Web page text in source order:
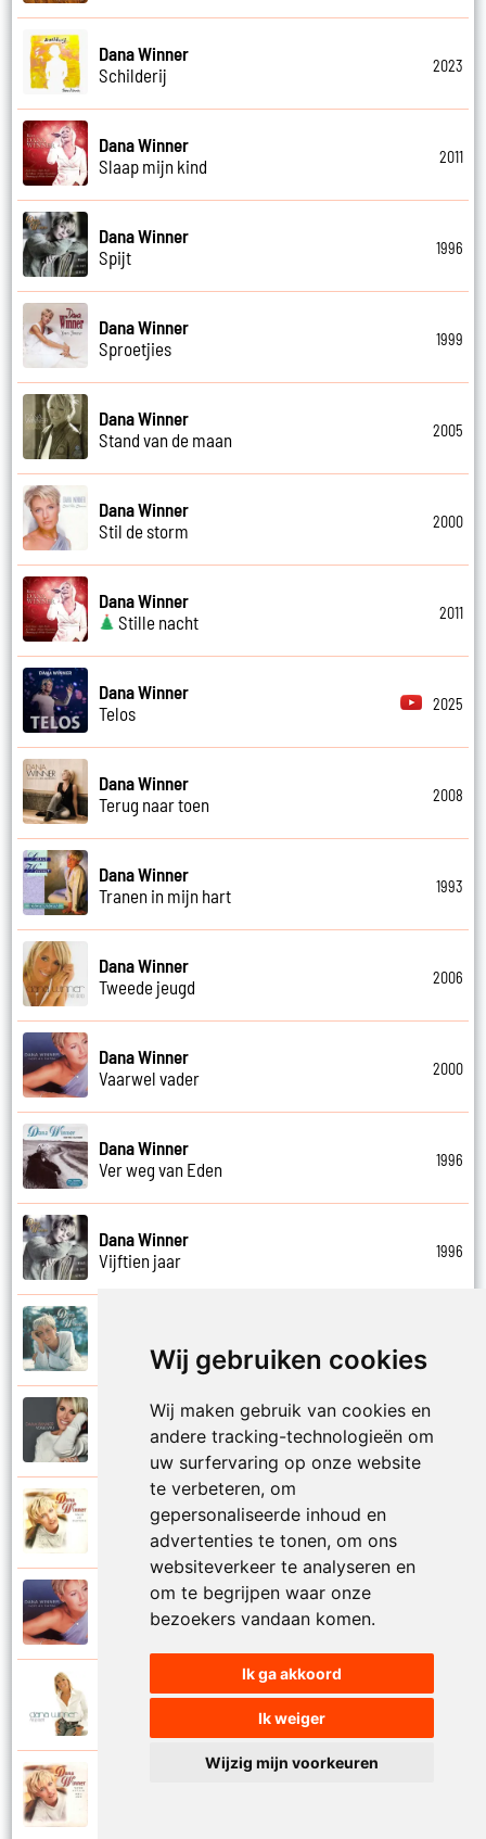
Wij gebruiken cookies
Wij maken gebruik van cookies en
andere tracking-technologieën om
uw surfervaring op onze website
te verbeteren, om
gepersonaliseerde inhoud en
advertenties te tonen, om ons
websiteverkeer te analyseren en
om te begrijpen waar onze
bezoekers vandaan komen.
Ik ga akkoord
Ik weiger
Wijzig mijn voorkeuren
Dana Winner
Schilderij
2023
Dana Winner
Slaap mijn kind
2011
Dana Winner
Spijt
1996
Dana Winner
Sproetjies
1999
Dana Winner
Stand van de maan
2005
Dana Winner
Stil de storm
2000
Dana Winner
Stille nacht
2011
Dana Winner
Telos
2025
Dana Winner
Terug naar toen
2008
Dana Winner
Tranen in mijn hart
1993
Dana Winner
Tweede jeugd
2006
Dana Winner
Vaarwel vader
2000
Dana Winner
Ver weg van Eden
1996
Dana Winner
Vijftien jaar
1996
Vleugels
Dana Winner
Vogelvrij
Dana Winner
Volg je natuur
Dana Winner
Voor altijd
Dana Winner